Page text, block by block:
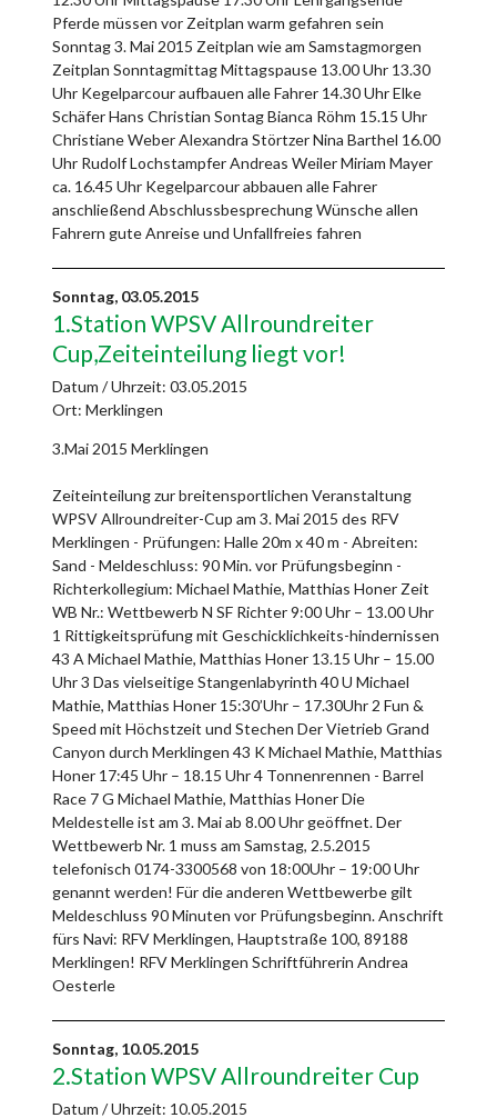
Pferde müssen vor Zeitplan warm gefahren sein
Sonntag 3. Mai 2015 Zeitplan wie am Samstagmorgen
Zeitplan Sonntagmittag Mittagspause 13.00 Uhr 13.30
Uhr Kegelparcour aufbauen alle Fahrer 14.30 Uhr Elke
Schäfer Hans Christian Sontag Bianca Röhm 15.15 Uhr
Christiane Weber Alexandra Störtzer Nina Barthel 16.00
Uhr Rudolf Lochstampfer Andreas Weiler Miriam Mayer
ca. 16.45 Uhr Kegelparcour abbauen alle Fahrer
anschließend Abschlussbesprechung Wünsche allen
Fahrern gute Anreise und Unfallfreies fahren
Sonntag, 03.05.2015
1.Station WPSV Allroundreiter
Cup,Zeiteinteilung liegt vor!
Datum / Uhrzeit: 03.05.2015
Ort: Merklingen
3.Mai 2015 Merklingen
Zeiteinteilung zur breitensportlichen Veranstaltung
WPSV Allroundreiter-Cup am 3. Mai 2015 des RFV
Merklingen - Prüfungen: Halle 20m x 40 m - Abreiten:
Sand - Meldeschluss: 90 Min. vor Prüfungsbeginn -
Richterkollegium: Michael Mathie, Matthias Honer Zeit
WB Nr.: Wettbewerb N SF Richter 9:00 Uhr – 13.00 Uhr
1 Rittigkeitsprüfung mit Geschicklichkeits-hindernissen
43 A Michael Mathie, Matthias Honer 13.15 Uhr – 15.00
Uhr 3 Das vielseitige Stangenlabyrinth 40 U Michael
Mathie, Matthias Honer 15:30’Uhr – 17.30Uhr 2 Fun &
Speed mit Höchstzeit und Stechen Der Vietrieb Grand
Canyon durch Merklingen 43 K Michael Mathie, Matthias
Honer 17:45 Uhr – 18.15 Uhr 4 Tonnenrennen - Barrel
Race 7 G Michael Mathie, Matthias Honer Die
Meldestelle ist am 3. Mai ab 8.00 Uhr geöffnet. Der
Wettbewerb Nr. 1 muss am Samstag, 2.5.2015
telefonisch 0174-3300568 von 18:00Uhr – 19:00 Uhr
genannt werden! Für die anderen Wettbewerbe gilt
Meldeschluss 90 Minuten vor Prüfungsbeginn. Anschrift
fürs Navi: RFV Merklingen, Hauptstraße 100, 89188
Merklingen! RFV Merklingen Schriftführerin Andrea
Oesterle
Sonntag, 10.05.2015
2.Station WPSV Allroundreiter Cup
Datum / Uhrzeit: 10.05.2015